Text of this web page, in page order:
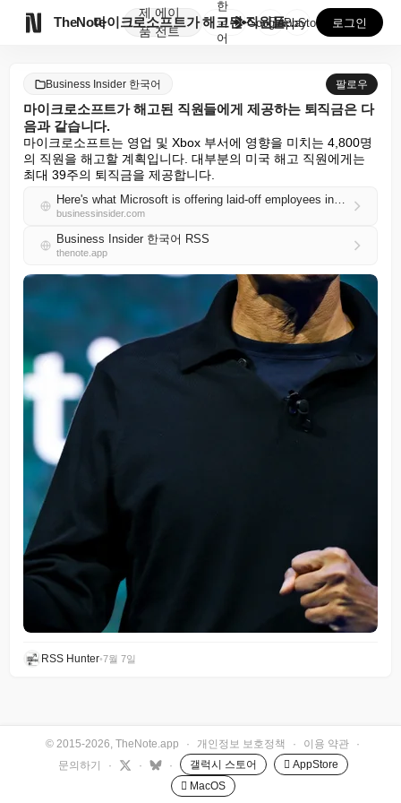
TheNote
제
품
에이
전트
마이크로소프트가 해고된 직원들에게 제공하는 퇴직금은 다...
한
국
어
GooglePlay
AppStore 로그인
Business Insider 한국어 팔로우
마이크로소프트가 해고된 직원들에게 제공하는 퇴직금은 다
음과 같습니다.
마이크로소프트는 영업 및 Xbox 부서에 영향을 미치는 4,800명
의 직원을 해고할 계획입니다. 대부분의 미국 해고 직원에게는
최대 39주의 퇴직금을 제공합니다.
Here's what Microsoft is offering laid-off employees in severance
businessinsider.com
Business Insider 한국어 RSS
thenote.app
RSS Hunter•7월 7일
© 2015-2026, TheNote.app · 개인정보 보호정책 · 이용 약관
·
문의하기
· · · 갤럭시 스토어
 AppStore
 MacOS